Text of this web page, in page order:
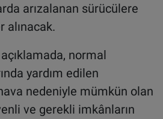
arızalanan sürücülere
alınacak.
normal
yardım edilen
nedeniyle mümkün olan
ve gerekli imkânların